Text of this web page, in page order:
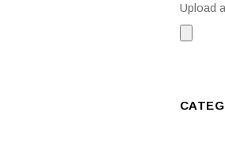
Upload